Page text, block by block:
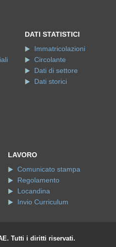
DATI STATISTICI
Immatricolazioni
Circolante
Dati di settore
Dati storici
LAVORO
Comunicato stampa
Regolamento
Locandina
Invio Curriculum
Tutti i diritti riservati.